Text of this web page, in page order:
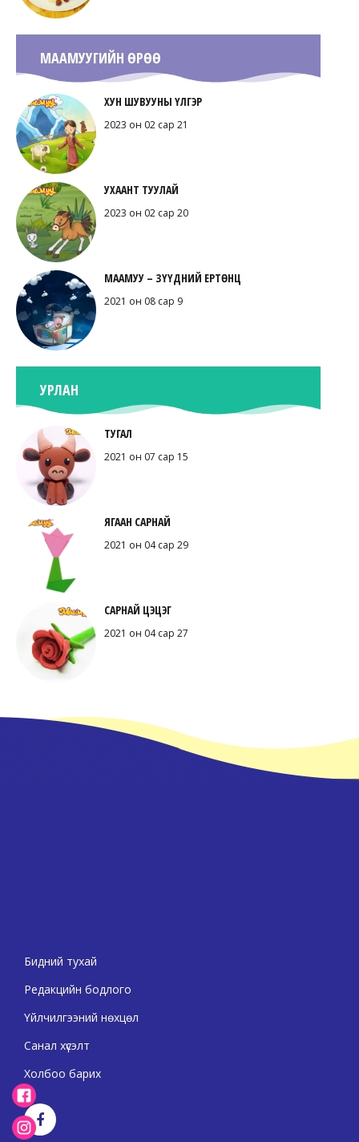
МААМУУГИЙН ӨРӨӨ
ХУН ШУВУУНЫ ҮЛГЭР
2023 он 02 сар 21
УХААНТ ТУУЛАЙ
2023 он 02 сар 20
МААМУУ – ЗҮҮДНИЙ ЕРТӨНЦ
2021 он 08 сар 9
УРЛАН
ТУГАЛ
2021 он 07 сар 15
ЯГААН САРНАЙ
2021 он 04 сар 29
САРНАЙ ЦЭЦЭГ
2021 он 04 сар 27
Бидний тухай
Редакцийн бодлого
Үйлчилгээний нөхцөл
Санал хүсэлт
Холбоо барих